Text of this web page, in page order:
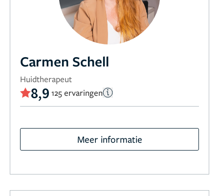
Carmen Schell
Huidtherapeut
8,9 125 ervaringen
Meer informatie